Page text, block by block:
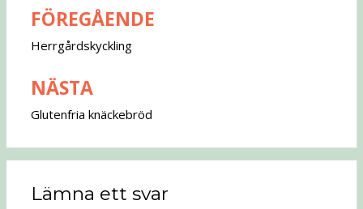
Inläggsnavigering
FÖREGÅENDE
Herrgårdskyckling
NÄSTA
Glutenfria knäckebröd
Lämna ett svar